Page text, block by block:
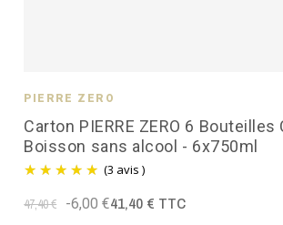
Carton PIERRE ZERO 6 Bouteilles
Boisson sans alcool - 6x750ml
(3 avis )
PIERRE ZÉRO
47,40 € -6,00 €41,40 € TTC